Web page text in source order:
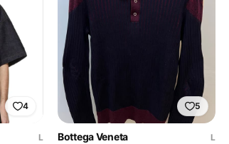
4
L
5
Bottega Veneta
L